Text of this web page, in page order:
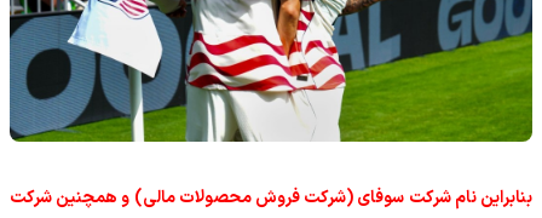
بنابراین نام شرکت سوفای (شرکت فروش محصولات مالی) و همچنین شرکت